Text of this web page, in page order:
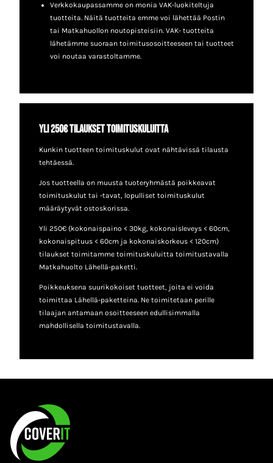
Verkkokaupassamme on monia VAK-luokiteltuja
tuotteita. Näitä tuotteita emme voi lähettää Postin
tai Matkahuollon noutopisteisiin. VAK- tuotteita
lähetämme suoraan toimitusosoitteeseen tai tuotteet
voi noutaa varastoltamme.
Yli 250€ tilaukset toimituskuluitta
Kunkin tuotteen toimituskulut ovat nähtävissä tilausta
tehtäessä.
Jos tuotteella on muusta tuoteryhmästä poikkeavat
toimituskulut tai -tavat, lopulliset toimituskulut
määräytyvät ostoskorissa.
Yli 250€ (kokonaispaino < 30kg, kokonaisleveys < 60cm,
kokonaispituus < 60cm ja kokonaiskorkeus < 120cm)
tilaukset toimitamme toimituskuluitta toimitustavalla
Matkahuolto Lähellä-paketti.
Poikkeuksena suurikokoiset tuotteet, joita ei voida
toimittaa Lähellä-paketteina. Ne toimitetaan perille
tilaajan antamaan osoitteeseen edullisimmalla
mahdollisella toimitustavalla.